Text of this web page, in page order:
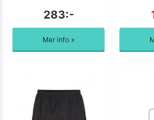
283:-
Mer info »